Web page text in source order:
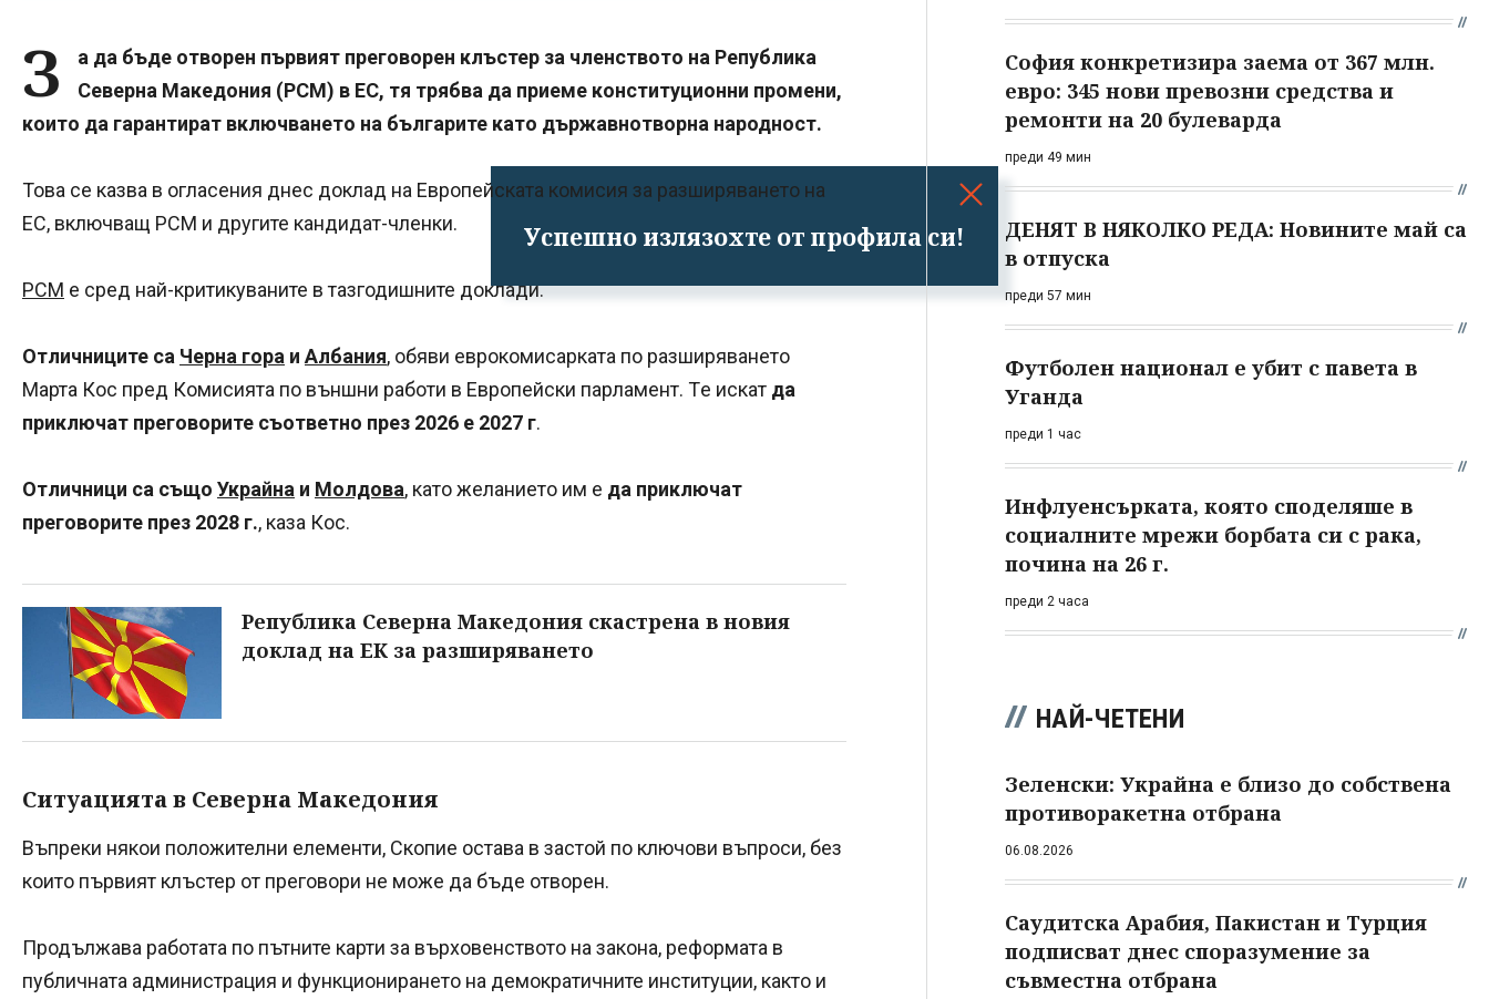
Успешно излязохте от профила си!
З
а да бъде отворен първият преговорен клъстер за членството на Република
Северна Македония (РСМ) в ЕС, тя трябва да приеме конституционни промени,
които да гарантират включването на българите като държавнотворна народност.
Това се казва в огласения днес доклад на Европейската комисия за разширяването на
ЕС, включващ РСМ и другите кандидат-членки.
РСМ е сред най-критикуваните в тазгодишните доклади.
Отличниците са Черна гора и Албания, обяви еврокомисарката по разширяването
Марта Кос пред Комисията по външни работи в Европейски парламент. Тe искат да
приключат преговорите съответно през 2026 е 2027 г.
Отличници са също Украйна и Молдова, като желанието им е да приключат
преговорите през 2028 г., каза Кос.
Република Северна Македония скастрена в новия
доклад на ЕК за разширяването
Ситуацията в Северна Македония
Въпреки някои положителни елементи, Скопие остава в застой по ключови въпроси, без
които първият клъстер от преговори не може да бъде отворен.
Продължава работата по пътните карти за върховенството на закона, реформата в
публичната администрация и функционирането на демократичните институции, както и
София конкретизира заема от 367 млн.
евро: 345 нови превозни средства и
ремонти на 20 булеварда
преди 49 мин
ДЕНЯТ В НЯКОЛКО РЕДА: Новините май са
в отпуска
преди 57 мин
Футболен национал е убит с павета в
Уганда
преди 1 час
Инфлуенсърката, която споделяше в
социалните мрежи борбата си с рака,
почина на 26 г.
преди 2 часа
НАЙ-ЧЕТЕНИ
Зеленски: Украйна е близо до собствена
противоракетна отбрана
06.08.2026
Саудитска Арабия, Пакистан и Турция
подписват днес споразумение за
съвместна отбрана